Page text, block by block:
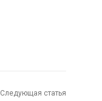
Следующая статья